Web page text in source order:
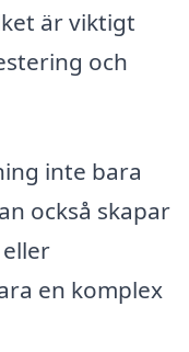
är viktigt
och
inte bara
också skapar
en komplex